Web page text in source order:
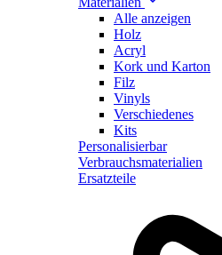
Alle anzeigen
Holz
Acryl
Kork und Karton
Filz
Vinyls
Verschiedenes
Kits
Personalisierbar
Verbrauchsmaterialien
Ersatzteile